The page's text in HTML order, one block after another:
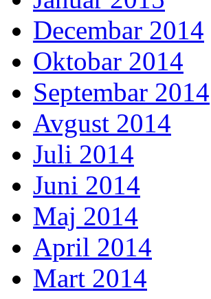
Decembar 2014
Oktobar 2014
Septembar 2014
Avgust 2014
Juli 2014
Juni 2014
Maj 2014
April 2014
Mart 2014